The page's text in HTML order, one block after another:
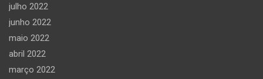
julho 2022
junho 2022
maio 2022
abril 2022
março 2022